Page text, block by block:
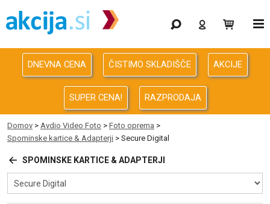
Gaming
Odprodaja
Računalništvo
Računalništvo za podjetja
Avdio Video Foto
Energija
DNEVNA CENA ČISTIMO SKLADIŠČE AKCIJE
SUPER CENA! RAZPRODAJA
Domov > Avdio Video Foto > Foto oprema >
Spominske kartice & Adapterji > Secure Digital
SPOMINSKE KARTICE & ADAPTERJI